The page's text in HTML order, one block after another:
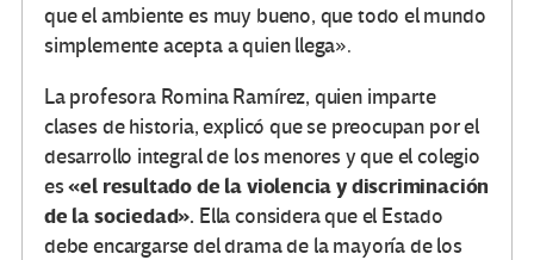
que el ambiente es muy bueno, que todo el mundo
simplemente acepta a quien llega».
La profesora Romina Ramírez, quien imparte
clases de historia, explicó que se preocupan por el
desarrollo integral de los menores y que el colegio
es«el resultado de la violencia y discriminación
de la sociedad». Ella considera que el Estado
debe encargarse del drama de la mayoría de los